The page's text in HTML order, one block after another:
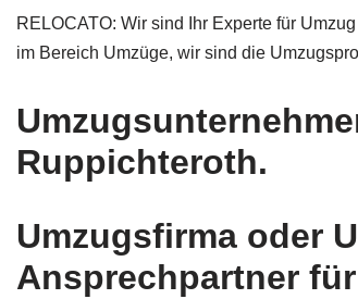
RELOCATO: Wir sind Ihr Experte für
im Bereich Umzüge, wir sind die
Ruppichteroth.
Umzugsfirma oder
Ansprechpartner